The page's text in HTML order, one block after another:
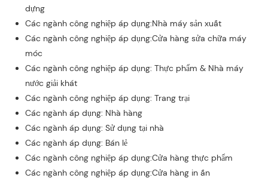
dựng
Các ngành công nghiệp áp dụng:Nhà máy sản xuất
Các ngành công nghiệp áp dụng:Cửa hàng sửa chữa máy
móc
Các ngành công nghiệp áp dụng: Thực phẩm & Nhà máy
nước giải khát
Các ngành công nghiệp áp dụng: Trang trại
Các ngành áp dụng: Nhà hàng
Các ngành áp dụng: Sử dụng tại nhà
Các ngành áp dụng: Bán lẻ
Các ngành công nghiệp áp dụng:Cửa hàng thực phẩm
Các ngành công nghiệp áp dụng:Cửa hàng in ấn